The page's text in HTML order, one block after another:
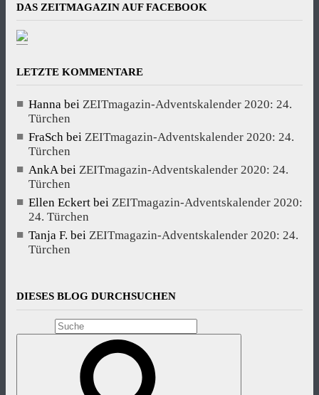
DAS ZEITMAGAZIN AUF FACEBOOK
LETZTE KOMMENTARE
Hanna bei ZEITmagazin-Adventskalender 2020: 24.
Türchen
FraSch bei ZEITmagazin-Adventskalender 2020: 24.
Türchen
AnkAbei ZEITmagazin-Adventskalender 2020: 24.
Türchen
Ellen Eckert bei ZEITmagazin-Adventskalender 2020:
24. Türchen
Tanja F. bei ZEITmagazin-Adventskalender 2020: 24.
Türchen
DIESES BLOG DURCHSUCHEN